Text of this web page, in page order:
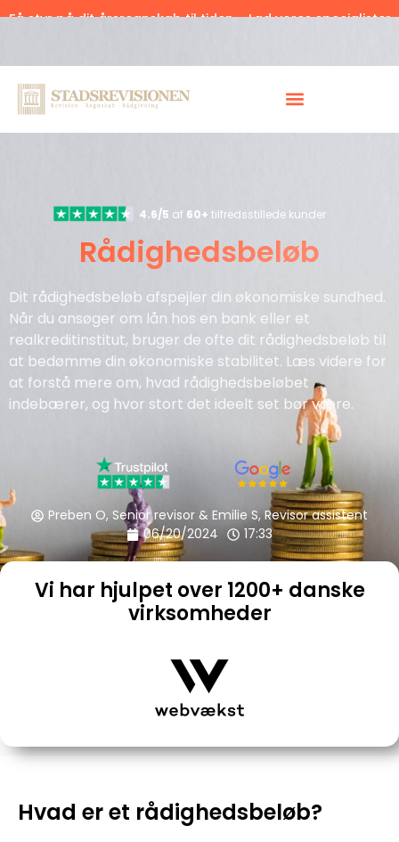
Få styr på dit årsregnskab til tiden – Lad vores specialister
4.6/5 af 60+ tilfredsstillede kunder
Rådighedsbeløb
Dit rådighedsbeløb afspejler din økonomiske sundhed.
Når du ansøger om lån hos en bank eller et
realkreditinstitut, bruger de ofte dit rådighedsbeløb til
at bedømme din økonomiske stabilitet. Læs videre for
at forstå mere om, hvad rådighedsbeløbet
indebærer, og hvor stort det ideelt set bør være.
Preben O, Senior revisor & Emilie S, Revisor assistent
06/20/2024
17:33
Vi har hjulpet over 1200+ danske
virksomheder
Hvad er et rådighedsbeløb?